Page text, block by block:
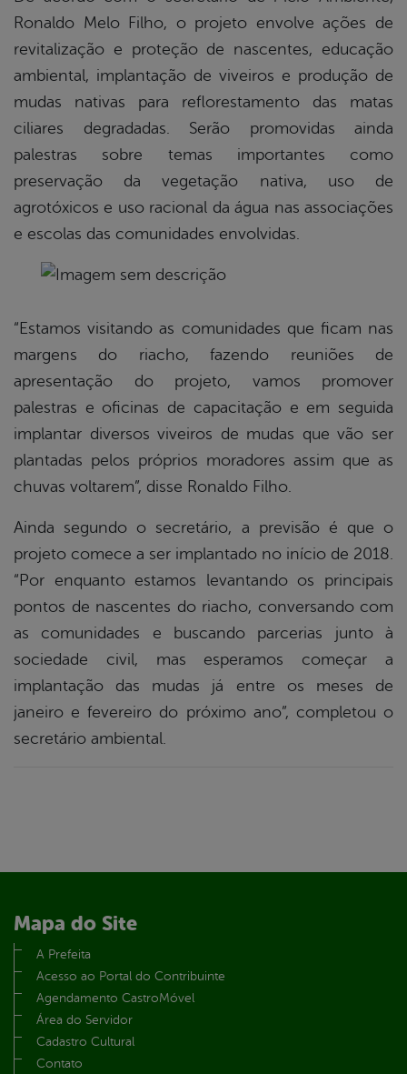
Ronaldo Melo Filho, o projeto envolve ações de
revitalização e proteção de nascentes, educação
ambiental, implantação de viveiros e produção de
mudas nativas para reflorestamento das matas
ciliares degradadas. Serão promovidas ainda
palestras sobre temas importantes como
preservação da vegetação nativa, uso de
agrotóxicos e uso racional da água nas associações
e escolas das comunidades envolvidas.
“Estamos visitando as comunidades que ficam nas
margens do riacho, fazendo reuniões de
apresentação do projeto, vamos promover
palestras e oficinas de capacitação e em seguida
implantar diversos viveiros de mudas que vão ser
plantadas pelos próprios moradores assim que as
chuvas voltarem”, disse Ronaldo Filho.
Ainda segundo o secretário, a previsão é que o
projeto comece a ser implantado no início de 2018.
“Por enquanto estamos levantando os principais
pontos de nascentes do riacho, conversando com
as comunidades e buscando parcerias junto à
sociedade civil, mas esperamos começar a
implantação das mudas já entre os meses de
janeiro e fevereiro do próximo ano”, completou o
secretário ambiental.
Mapa do Site
A Prefeita
Acesso ao Portal do Contribuinte
Agendamento CastroMóvel
Área do Servidor
Cadastro Cultural
Contato